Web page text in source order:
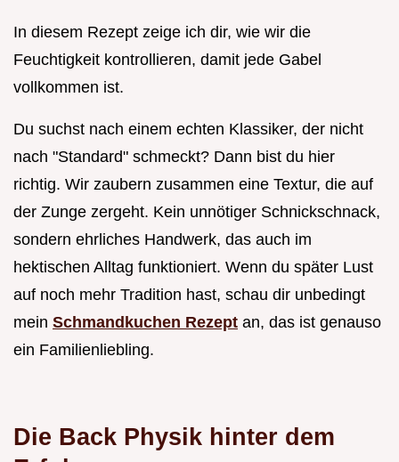
In diesem Rezept zeige ich dir, wie wir die
Feuchtigkeit kontrollieren, damit jede Gabel
vollkommen ist.
Du suchst nach einem echten Klassiker, der nicht
nach "Standard" schmeckt? Dann bist du hier
richtig. Wir zaubern zusammen eine Textur, die auf
der Zunge zergeht. Kein unnötiger Schnickschnack,
sondern ehrliches Handwerk, das auch im
hektischen Alltag funktioniert. Wenn du später Lust
auf noch mehr Tradition hast, schau dir unbedingt
mein Schmandkuchen Rezept an, das ist genauso
ein Familienliebling.
Die Back Physik hinter dem